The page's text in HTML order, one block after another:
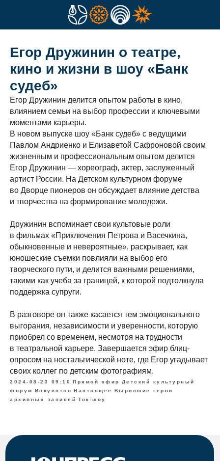
Егор Дружинин о театре,
кино и жизни в шоу «Банк
судеб»
Егор Дружинин делится опытом работы в кино,
влиянием семьи на выбор профессии и ключевыми
моментами карьеры.
В новом выпуске шоу «Банк судеб» с ведущими
Павлом Андриенко и Елизаветой Сафроновой своим
жизненным и профессиональным опытом делится
Егор Дружинин — хореограф, актер, заслуженный
артист России. На Детском культурном форуме
во Дворце пионеров он обсуждает влияние детства
и творчества на формирование молодежи.
Дружинин вспоминает свои культовые роли
в фильмах «Приключения Петрова и Васечкина,
обыкновенные и невероятные», раскрывает, как
юношеские съемки повлияли на выбор его
творческого пути, и делится важными решениями,
такими как учеба за границей, к которой подтолкнула
поддержка супруги.
В разговоре он также касается тем эмоционального
выгорания, независимости и уверенности, которую
приобрел со временем, несмотря на трудности
в театральной карьере. Завершается эфир блиц-
опросом на ностальгической ноте, где Егор угадывает
своих коллег по детским фотографиям.
2024-08-23 09:10 Прямой эфир
Детский культурный
форум
Искусство Настоящее
Выросшие герои
архивных записей Ток-шоу